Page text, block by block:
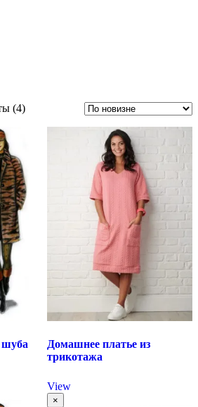
(4)Сортировка:
шуба
Домашнее платье из
трикотажа
View
×